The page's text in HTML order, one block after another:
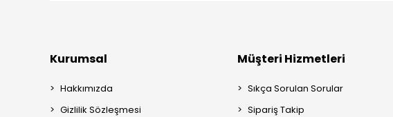
Kurumsal
Hakkımızda
Gizlilik Sözleşmesi
Müşteri Hizmetleri
Sıkça Sorulan Sorular
Sipariş Takip